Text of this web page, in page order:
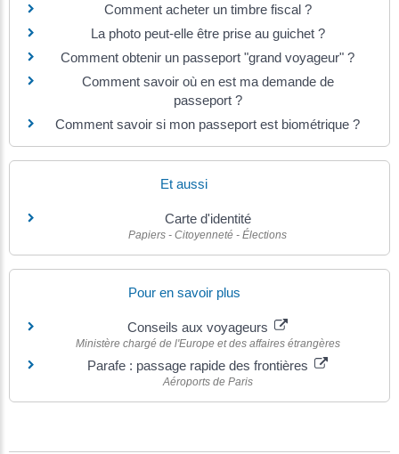
Comment acheter un timbre fiscal ?
La photo peut-elle être prise au guichet ?
Comment obtenir un passeport "grand voyageur" ?
Comment savoir où en est ma demande de
passeport ?
Comment savoir si mon passeport est biométrique ?
Et aussi
Carte d'identité
Papiers - Citoyenneté - Élections
Pour en savoir plus
Conseils aux voyageurs
Ministère chargé de l'Europe et des affaires étrangères
Parafe : passage rapide des frontières
Aéroports de Paris